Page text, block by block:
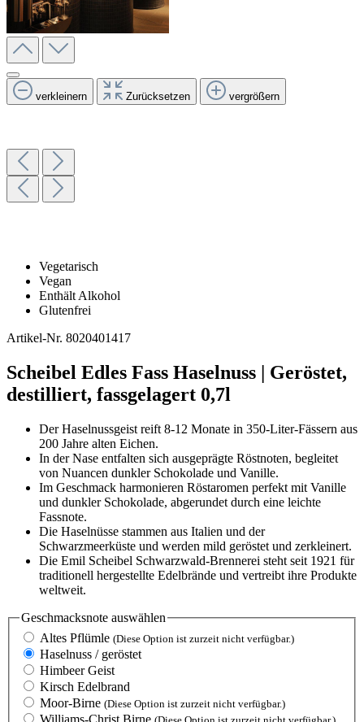
verkleinern Zurücksetzen vergrößern
Vegetarisch
Vegan
Enthält Alkohol
Glutenfrei
Artikel-Nr. 8020401417
Scheibel Edles Fass Haselnuss | Geröstet,
destilliert, fassgelagert 0,7l
Der Haselnussgeist reift 8-12 Monate in 350-Liter-Fässern aus
200 Jahre alten Eichen.
In der Nase entfalten sich ausgeprägte Röstnoten, begleitet
von Nuancen dunkler Schokolade und Vanille.
Im Geschmack harmonieren Röstaromen perfekt mit Vanille
und dunkler Schokolade, abgerundet durch eine leichte
Fassnote.
Die Haselnüsse stammen aus Italien und der
Schwarzmeerküste und werden mild geröstet und zerkleinert.
Die Emil Scheibel Schwarzwald-Brennerei steht seit 1921 für
traditionell hergestellte Edelbrände und vertreibt ihre Produkte
weltweit.
Geschmacksnote auswählen
Altes Pflümle (Diese Option ist zurzeit nicht verfügbar.)
Haselnuss / geröstet
Himbeer Geist
Kirsch Edelbrand
Moor-Birne (Diese Option ist zurzeit nicht verfügbar.)